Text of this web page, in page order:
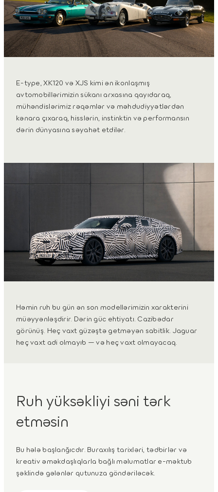
E-type, XK120 və XJS kimi ən ikonlaşmış
avtomobillərimizin sükanı arxasına qayıdaraq,
mühəndislərimiz rəqəmlər və məhdudiyyətlərdən
kənara çıxaraq, hisslərin, instinktin və performansın
dərin dünyasına səyahət etdilər.
Həmin ruh bu gün ən son modellərimizin xarakterini
müəyyənləşdirir. Dərin güc ehtiyatı. Cazibədar
görünüş. Heç vaxt güzəştə getməyən sabitlik. Jaguar
heç vaxt adi olmayıb — və heç vaxt olmayacaq.
Ruh yüksəkliyi səni tərk
etməsin
Bu hələ başlanğıcdır. Buraxılış tarixləri, tədbirlər və
kreativ əməkdaşlıqlarla bağlı məlumatlar e-məktub
şəklində gələnlər qutunuza göndəriləcək.